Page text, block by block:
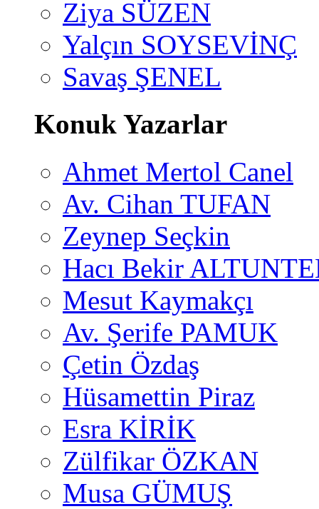
Ziya SÜZEN
Yalçın SOYSEVİNÇ
Savaş ŞENEL
Konuk Yazarlar
Ahmet Mertol Canel
Av. Cihan TUFAN
Zeynep Seçkin
Hacı Bekir
Mesut Kaymakçı
Av. Şerife PAMUK
Çetin Özdaş
Hüsamettin Piraz
Esra KİRİK
Zülfikar ÖZKAN
Musa GÜMUŞ